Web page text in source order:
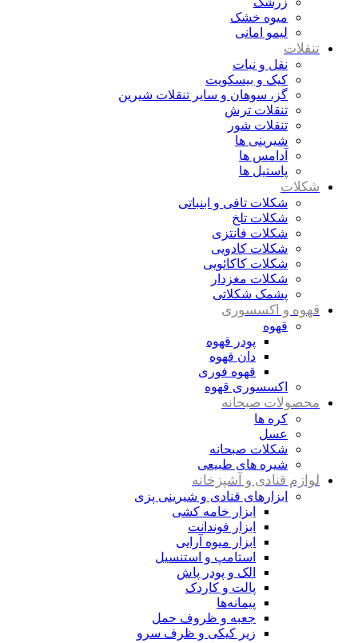
میوه خشک
لیمو امانی
تنقلات
نقل و نبات
کیک و بیسکویت
گز، سوهان و سایر تنقلات شیرین
تنقلات ترش
تنقلات شور
شیرینی ها
آدامس ها
پاستیل ها
شکلات
شکلات تافی و ابنباتی
شکلات تلخ
شکلات فانتزی
شکلات کادویی
شکلات کاکائویی
شکلات مغزدار
پشمک شکلاتی
قهوه و اکسسوری
قهوه
پودر قهوه
دان قهوه
قهوه فوری
اکسسوری قهوه
محصولات صبحانه
کره ها
عسل
شکلات صبحانه
شیره های طبیعی
لوازم قنادی و آشپزخانه
ابزارهای قنادی و شیرینی پزی
ابزار خامه کشی
ابزار فوندانت
ابزار میوه آرایی
استامپ و استنسیل
الک و پودر پاش
پالت و کاردک
پیمانه‌ها
جعبه و ظروف حمل
زیر کیکی و ظرف سرو